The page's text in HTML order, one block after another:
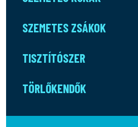
SZEMETES ZSÁKOK
TISZTÍTÓSZER
TÖRLŐKENDŐK